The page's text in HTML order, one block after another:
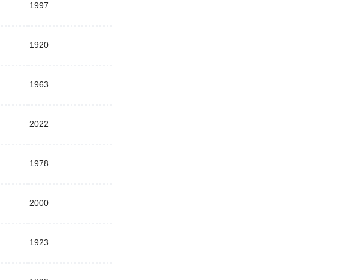
1997
1920
1963
2022
1978
2000
1923